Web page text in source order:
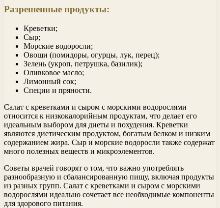
Разрешенные продукты:
Креветки;
Сыр;
Морские водоросли;
Овощи (помидоры, огурцы, лук, перец);
Зелень (укроп, петрушка, базилик);
Оливковое масло;
Лимонный сок;
Специи и пряности.
Салат с креветками и сыром с морскими водорослями
относится к низкокалорийным продуктам, что делает его
идеальным выбором для диеты и похудения. Креветки
являются диетическим продуктом, богатым белком и низким
содержанием жира. Сыр и морские водоросли также содержат
много полезных веществ и микроэлементов.
Советы врачей говорят о том, что важно употреблять
разнообразную и сбалансированную пищу, включая продукты
из разных групп. Салат с креветками и сыром с морскими
водорослями идеально сочетает все необходимые компоненты
для здорового питания.